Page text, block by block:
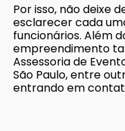
Por isso, não deixe
esclarecer cada
funcionários. Além
empreendimento
Assessoria de
São Paulo, entre
entrando em